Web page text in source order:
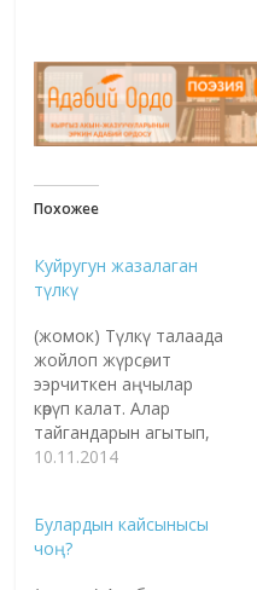
Похожее
Куйругун жазалаган
түлкү
(жомок) Түлкү талаада
жойлоп жүрсө, ит
ээрчиткен аңчылар
көрүп калат. Алар
тайгандарын агытып,
түлкүгө кое беришет.
тайгандан кутулбасын
билгенден кийин жакын
10.11.2014
Булардын кайсынысы
чоң?